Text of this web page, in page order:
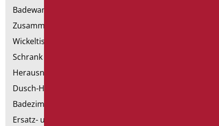
Badewannen mit Tür
Zusammenstellbare Handläufe
Wickeltische
Schrank mit Sessel
Herausnehmbare Hilfsmittel
Dusch-Hocker
Badezimmer Etikette
Ersatz- und Kleinteile